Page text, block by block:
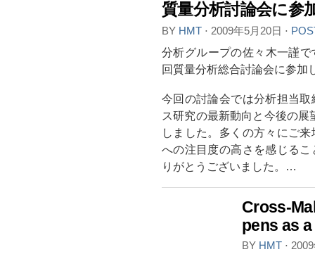
質量分析討論会に参
BY HMT ⋅ 2009年5月20日 ⋅
分析グループの佐々木一謹
回質量分析総合討論会に参加
今回の討論会では分析担当
ス研究の最新動向と今後の
しました。多くの方々にご
への注目度の高さを感じる
りがとうございました。…
Cross-
pens as
BY HMT ⋅